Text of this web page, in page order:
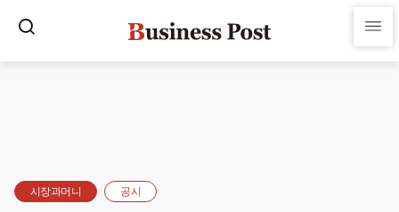
시장과머니 공시